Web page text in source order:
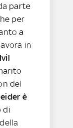
parte
per
a
in
del
è
di